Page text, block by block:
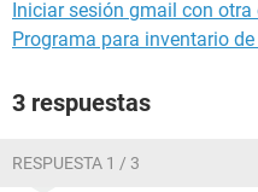
Iniciar sesión gmail con otra
Programa para inventario
3 respuestas
RESPUESTA 1 / 3